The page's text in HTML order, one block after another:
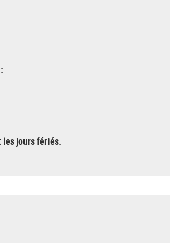
les jours fériés.